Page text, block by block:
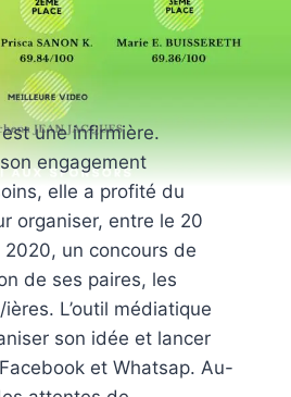
une infirmière.
engagement
elle a profité du
organiser, entre le 20
2020, un concours de
de ses paires, les
L’outil médiatique
son idée et lancer
et Whatsap. Au-